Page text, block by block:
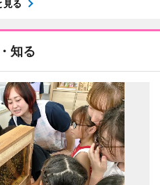
見る
知る